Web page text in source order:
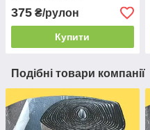
375 ₴/рулон
Купити
Подібні товари компанії